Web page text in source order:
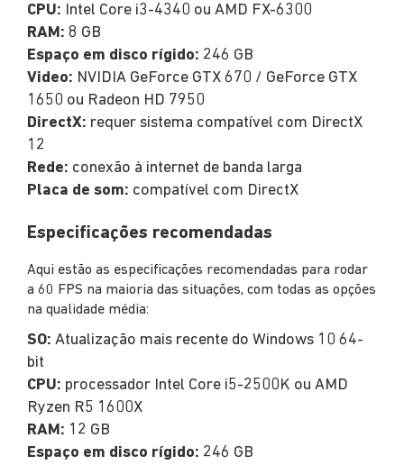
CPU: Intel Core i3-4340 ou AMD FX-6300
RAM: 8 GB
Espaço em disco rígido: 246 GB
Video: NVIDIA GeForce GTX 670 / GeForce GTX
1650 ou Radeon HD 7950
DirectX: requer sistema compatível com DirectX
12
Rede: conexão à internet de banda larga
Placa de som: compatível com DirectX
Especificações recomendadas
Aqui estão as especificações recomendadas para rodar
a 60 FPS na maioria das situações, com todas as opções
na qualidade média:
SO: Atualização mais recente do Windows 10 64-
bit
CPU: processador Intel Core i5-2500K ou AMD
Ryzen R5 1600X
RAM: 12 GB
Espaço em disco rígido: 246 GB